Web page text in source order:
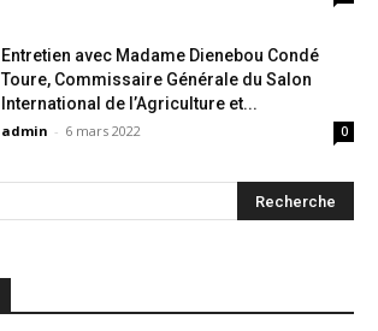
Entretien avec Madame Dienebou Condé
Toure, Commissaire Générale du Salon
International de l’Agriculture et...
admin - 6 mars 2022 0